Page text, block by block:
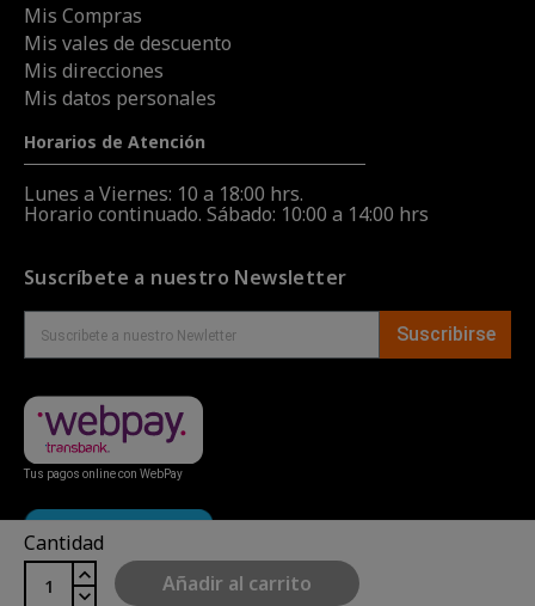
Cantidad
Añadir al carrito
Mis Compras
Mis vales de descuento
Mis direcciones
Mis datos personales
Horarios de Atención
Lunes a Viernes: 10 a 18:00 hrs.
Horario continuado. Sábado: 10:00 a 14:00 hrs
Suscríbete a nuestro Newsletter
Suscribirse
Tus pagos online con WebPay